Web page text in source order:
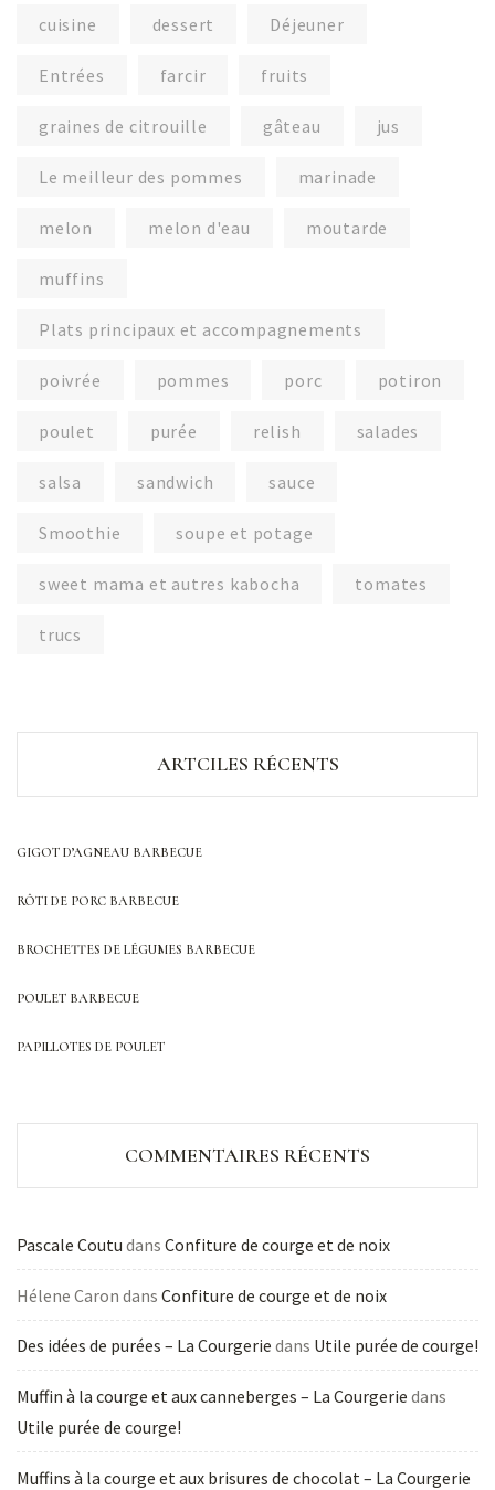
cuisine dessert Déjeuner
Entrées farcir fruits
graines de citrouille gâteau jus
Le meilleur des pommes marinade
melon melon d'eau moutarde
muffins
Plats principaux et accompagnements
poivrée pommes porc potiron
poulet purée relish salades
salsa sandwich sauce
Smoothie soupe et potage
sweet mama et autres kabocha tomates
trucs
ARTCILES RÉCENTS
GIGOT D’AGNEAU BARBECUE
RÔTI DE PORC BARBECUE
BROCHETTES DE LÉGUMES BARBECUE
POULET BARBECUE
PAPILLOTES DE POULET
COMMENTAIRES RÉCENTS
Pascale Coutu dans Confiture de courge et de noix
Hélene Caron dans Confiture de courge et de noix
Des idées de purées – La Courgerie dans Utile purée de courge!
Muffin à la courge et aux canneberges – La Courgerie dans
Utile purée de courge!
Muffins à la courge et aux brisures de chocolat – La Courgerie